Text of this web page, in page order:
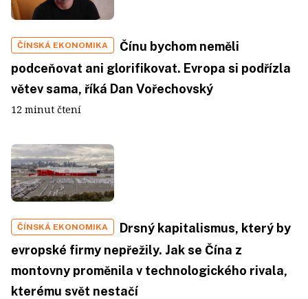
ČÍNSKÁ EKONOMIKA
Čínu bychom neměli
podceňovat ani glorifikovat. Evropa si podřízla
větev sama, říká Dan Vořechovský
12 minut čtení
ČÍNSKÁ EKONOMIKA
Drsný kapitalismus, který by
evropské firmy nepřežily. Jak se Čína z
montovny proměnila v technologického rivala,
kterému svět nestačí